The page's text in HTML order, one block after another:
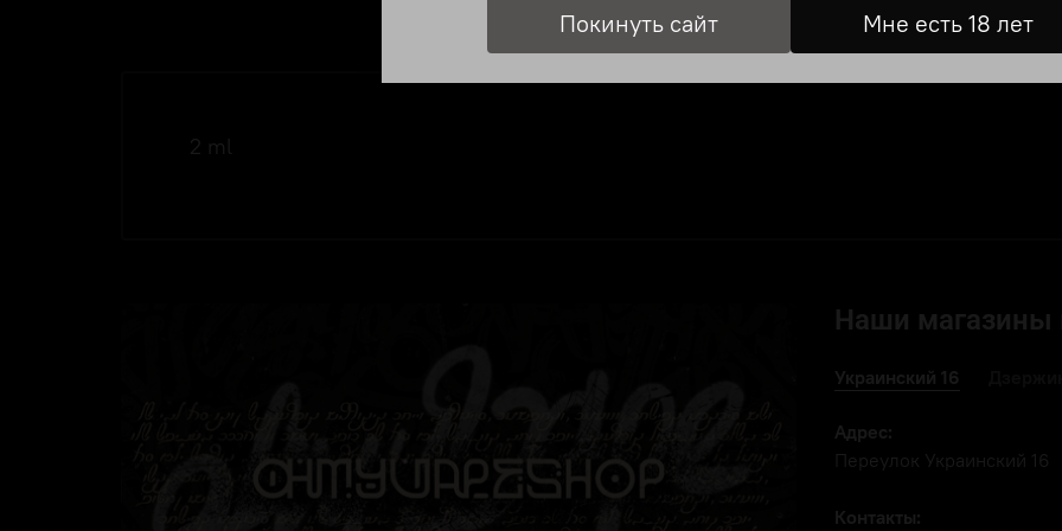
Описание Характеристики Отзывы
2 ml
Наши магазины
Украинский 16
Адрес:
Переулок Украинский 16
Контакты:
Покинуть сайт Мне есть 18 лет